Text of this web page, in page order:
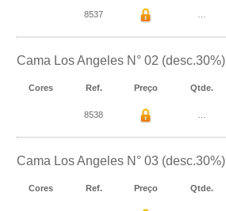
8537
Cama Los Angeles N° 02 (desc.30%)
Cores Ref. Preço Qtde.
8538
Cama Los Angeles N° 03 (desc.30%)
Cores Ref. Preço Qtde.